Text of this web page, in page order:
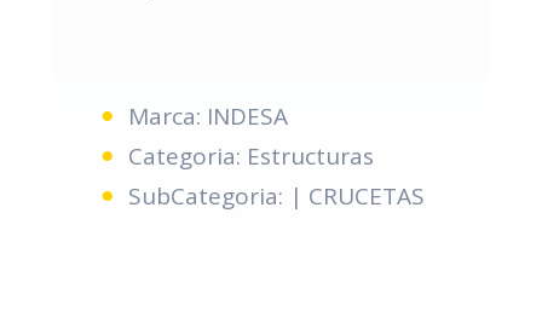
Marca: INDESA
Categoria: Estructuras
SubCategoria: | CRUCETAS